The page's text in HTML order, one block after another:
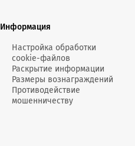
Информация
Настройка обработки
cookie-файлов
Раскрытие информации
Размеры вознаграждений
Противодействие
мошенничеству